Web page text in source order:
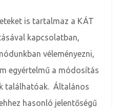
is tartalmaz a KÁT
kapcsolatban,
véleményezni,
egyértelmű a módosítás
találhatóak. Általános
hasonló jelentőségű